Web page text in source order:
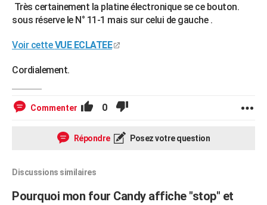
Très certainement la platine électronique se ce bouton.
sous réserve le N° 11-1 mais sur celui de gauche .
Voir cetteVUE ECLATEE
Cordialement.
Commenter 0
Répondre Posez votre question
Discussions similaires
Pourquoi mon four Candy affiche "stop" et